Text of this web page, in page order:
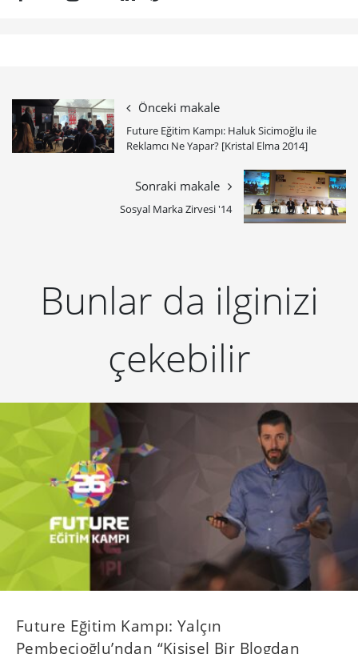
Önceki makale
Future Eğitim Kampı: Haluk Sicimoğlu ile
Reklamcı Ne Yapar? [Kristal Elma 2014]
Sonraki makale
Sosyal Marka Zirvesi '14
Bunlar da ilginizi
çekebilir
Future Eğitim Kampı: Yalçın
Pembecioğlu’ndan “Kişisel Bir Blogdan